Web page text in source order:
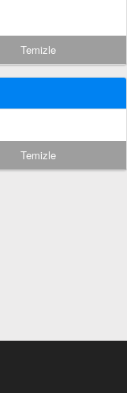
Temizle
Temizle